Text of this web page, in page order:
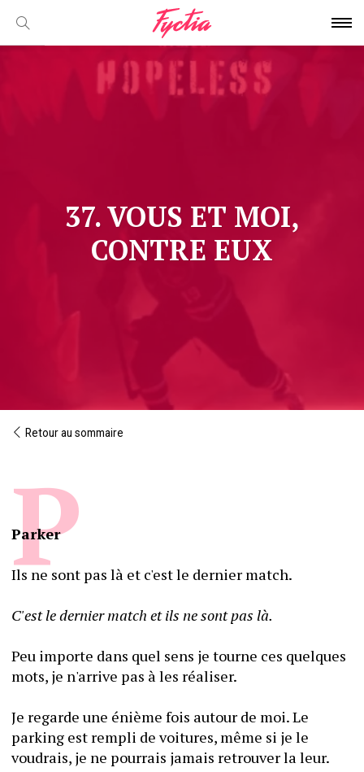
37. VOUS ET MOI,
CONTRE EUX
Retour au sommaire
Parker
Ils ne sont pas là et c'est le dernier match.
C'est le dernier match et ils ne sont pas là.
Peu importe dans quel sens je tourne ces quelques
mots, je n'arrive pas à les réaliser.
Je regarde une énième fois autour de moi. Le
parking est rempli de voitures, même si je le
voudrais, je ne pourrais jamais retrouver la leur.